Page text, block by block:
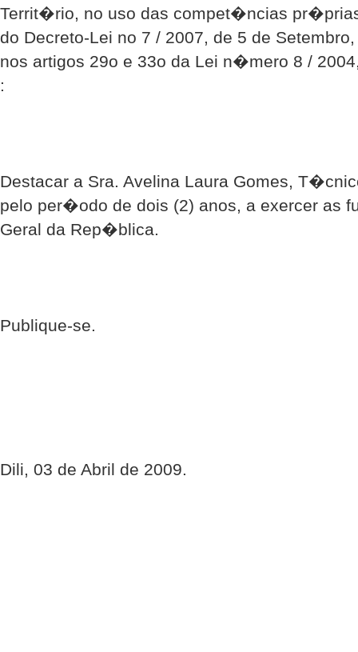
Territ�rio, no uso das compet�ncias
do Decreto-Lei no 7 / 2007, de 5 de
nos artigos 29o e 33o da Lei n�mero 8 /
:
Destacar a Sra. Avelina Laura Gomes,
pelo per�odo de dois (2) anos, a exercer as
Geral da Rep�blica.
Publique-se.
Dili, 03 de Abril de 2009.